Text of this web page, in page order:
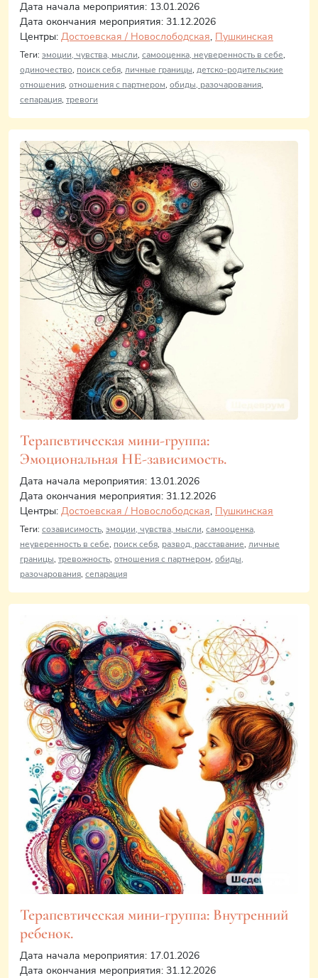
Дата начала мероприятия: 13.01.2026
Дата окончания мероприятия: 31.12.2026
Центры: Достоевская / Новослободская, Пушкинская
Теги: эмоции, чувства, мысли, самооценка, неуверенность в себе,
одиночество, поиск себя, личные границы, детско-родительские
отношения, отношения с партнером, обиды, разочарования,
сепарация, тревоги
Терапевтическая мини-группа:
Эмоциональная НЕ-зависимость.
Дата начала мероприятия: 13.01.2026
Дата окончания мероприятия: 31.12.2026
Центры: Достоевская / Новослободская, Пушкинская
Теги: созависимость, эмоции, чувства, мысли, самооценка,
неуверенность в себе, поиск себя, развод, расставание, личные
границы, тревожность, отношения с партнером, обиды,
разочарования, сепарация
Терапевтическая мини-группа: Внутренний
ребенок.
Дата начала мероприятия: 17.01.2026
Дата окончания мероприятия: 31.12.2026